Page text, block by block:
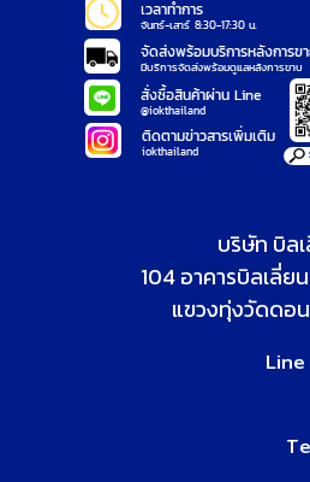
บริษัท บิล
104 อาคารบิลเลี่ย
แขวงทุ่งวัดดอ